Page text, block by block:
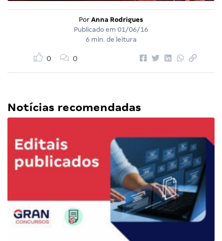
Por Anna Rodrigues
Publicado em 01/06/16
6 min. de leitura
0 0
Notícias recomendadas